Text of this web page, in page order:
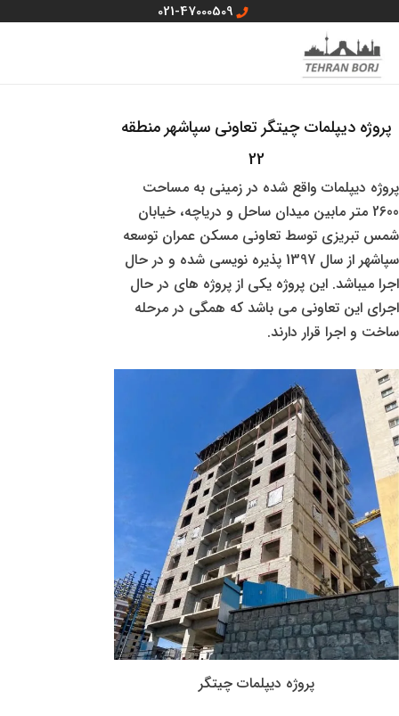
محتوا
021-47000509
پروژه دیپلمات چیتگر تعاونی سپاشهر منطقه
22
پروژه دیپلمات واقع شده در زمینی به مساحت
2600 متر مابین میدان ساحل و دریاچه، خیابان
شمس تبریزی توسط تعاونی مسکن عمران توسعه
سپاشهر از سال 1397 پذیره نویسی شده و در حال
اجرا میباشد. این پروژه یکی از پروژه های در حال
اجرای این تعاونی می باشد که همگی در مرحله
ساخت و اجرا قرار دارند.
پروژه دیپلمات چیتگر